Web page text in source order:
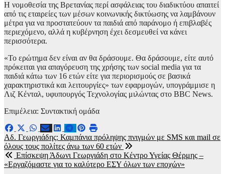
Η νομοθεσία της Βρετανίας περί ασφάλειας του διαδικτύου απαιτεί
από τις εταιρείες των μέσων κοινωνικής δικτύωσης να λαμβάνουν
μέτρα για να προστατεύουν τα παιδιά από παράνομο ή επιβλαβές
περιεχόμενο, αλλά η κυβέρνηση έχει δεσμευθεί να κάνει
περισσότερα.
«Το ερώτημα δεν είναι αν θα δράσουμε. Θα δράσουμε, είτε αυτό
πρόκειται για απαγόρευση της χρήσης των social media για τα
παιδιά κάτω των 16 ετών είτε για περιορισμούς σε βασικά
χαρακτηριστικά και λειτουργίες» των εφαρμογών, υπογράμμισε η
Λιζ Κένταλ, υφυπουργός Τεχνολογίας μιλώντας στο BBC News.
Επιμέλεια: Συντακτική ομάδα
Πλοήγηση
άρθρων
Αδ. Γεωργιάδης: Καμπάνια πρόληψης πνιγμών με SMS και mail σε
όλους τους πολίτες άνω των 60 ετών
Επίσκεψη Άδωνι Γεωργιάδη στο Κέντρο Υγείας Θέρμης –
«Εργαζόμαστε για το καλύτερο ΕΣΥ όλων των εποχών»